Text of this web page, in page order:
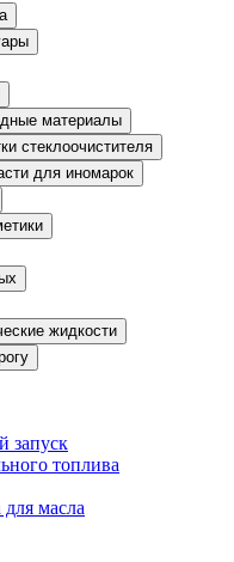
материалы
стеклоочистителя
для иномарок
жидкости
запуск
топлива
масла